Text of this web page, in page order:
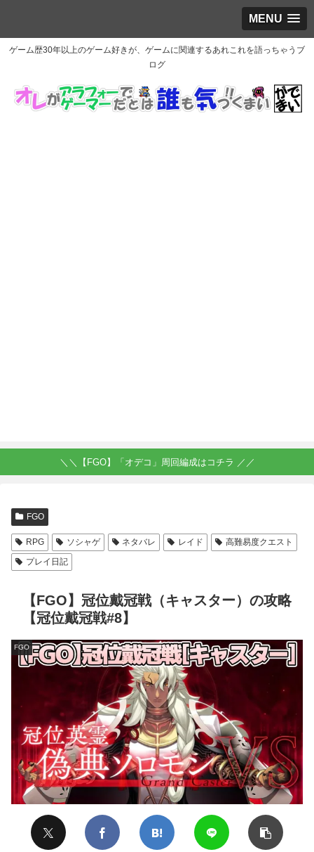
MENU
ゲーム歴30年以上のゲーム好きが、ゲームに関連するあれこれを語っちゃうブ
ログ
＼＼【FGO】「オデコ」周回編成はコチラ ／／
FGO
RPG ソシャゲ ネタバレ レイド
高難易度クエスト
プレイ日記
【FGO】冠位戴冠戦（キャスター）の攻略
【冠位戴冠戦#8】
FGO